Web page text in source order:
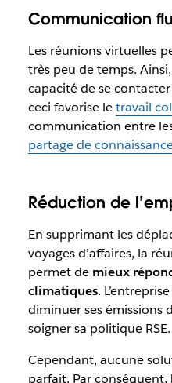
Communication
Les réunions virtuelles
très peu de temps.
capacité de se
ceci favorise letravail
communication entre
partage de
Réduction de
En supprimant les
voyages d’affaires, la
permet de mieux
climatiques.
diminuer ses émissions
soigner sa politique RSE.
Cependant, aucune
parfait. Par conséquent,